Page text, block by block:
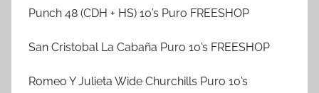
Punch 48 (CDH + HS) 10’s Puro FREESHOP
San Cristobal La Cabaña Puro 10’s FREESHOP
Romeo Y Julieta Wide Churchills Puro 10’s